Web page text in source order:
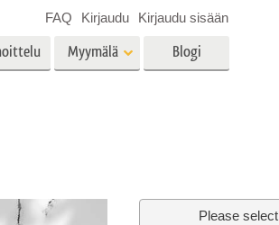
Myymälä
videopeittokuvat
Blogi
FAQ Kirjaudu Kirjaudu sisään
Please select